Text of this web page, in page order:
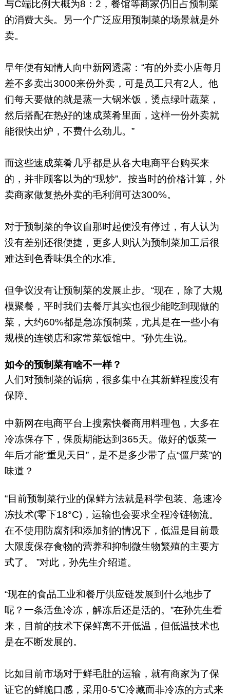
与C端比例大概为8：2，餐馆等商家仍旧占预制菜
的消费大头。另一个广泛应用预制菜的场景就是外
卖。
早年便有知情人向中新网透露：“有的外卖小店每月
差不多卖出3000来份外卖，可是员工只有2人。他
们每天要做的就是蒸一大锅米饭，烫点绿叶蔬菜，
然后搭配在热好的速成菜肴里面，这样一份外卖就
能很快出炉，不费什么劲儿。”
而这些速成菜肴几乎都是从各大电商平台购买来
的，并非顾客以为的“现炒”。按当时的价格计算，外
卖商家做复热外卖的毛利润可达300%。
对于预制菜的争议自那时起便没有停过，有人认为
没有差别还很便捷，更多人则认为预制菜加工后很
难达到色香味俱全的水准。
但争议没有让预制菜的发展止步。“现在，除了大规
模聚餐，平时我们去餐厅其实也很少能吃到现做的
菜，大约60%都是急冻预制菜，尤其是在一些小有
规模的连锁店和家常菜饭馆中。”孙先生说。
如今的预制菜有啥不一样？
人们对预制菜的诟病，很多集中在其新鲜程度没有
保障。
中新网在电商平台上搜索快餐商用料理包，大多在
冷冻保存下，保质期能达到365天。做好的饭菜一
年后才能“重见天日”，是不是多少带了点“僵尸菜”的
味道？
“目前预制菜行业的保鲜方法就是科学包装、急速冷
冻技术(零下18°C)，运输也会要求全程冷链物流。
在不使用防腐剂和添加剂的情况下，低温是目前最
大限度保存食物的营养和抑制微生物繁殖的主要方
式了。 ”对此，孙先生介绍道。
“现在的食品工业和餐厅供应链发展到什么地步了
呢？一条活鱼冷冻，解冻后还是活的。”在孙先生看
来，目前的技术下保鲜离不开低温，但低温技术也
是在不断发展的。
比如目前市场对于鲜毛肚的运输，就有商家为了保
证它的鲜脆口感，采用0-5℃冷藏而非冷冻的方式来